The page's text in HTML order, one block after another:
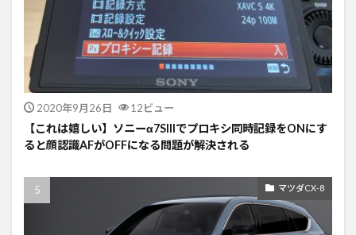
2020年9月26日 12ビュー
【これは嬉しい】ソニーα7SIIIでプロキシ同時記録をONにす
ると顔認識AFがOFFになる問題が解決される
マツダCX-8